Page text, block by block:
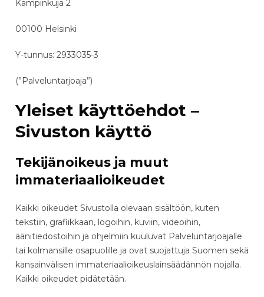
Kampinkuja 2
00100 Helsinki
Y-tunnus: 2933035-3
(”Palveluntarjoaja”)
Yleiset käyttöehdot –
Sivuston käyttö
Tekijänoikeus ja muut
immateriaalioikeudet
Kaikki oikeudet Sivustolla olevaan sisältöön, kuten
tekstiin, grafiikkaan, logoihin, kuviin, videoihin,
äänitiedostoihin ja ohjelmiin kuuluvat Palveluntarjoajalle
tai kolmansille osapuolille ja ovat suojattuja Suomen sekä
kansainvälisen immateriaalioikeuslainsäädännön nojalla.
Kaikki oikeudet pidätetään.